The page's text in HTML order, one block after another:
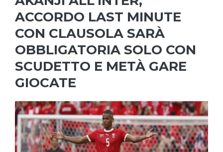
ACCORDO LAST MINUTE
CON CLAUSOLA SARÀ
OBBLIGATORIA SOLO CON
SCUDETTO E METÀ GARE
GIOCATE